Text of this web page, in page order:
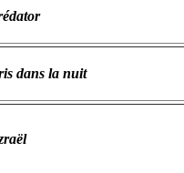
dans la nuit